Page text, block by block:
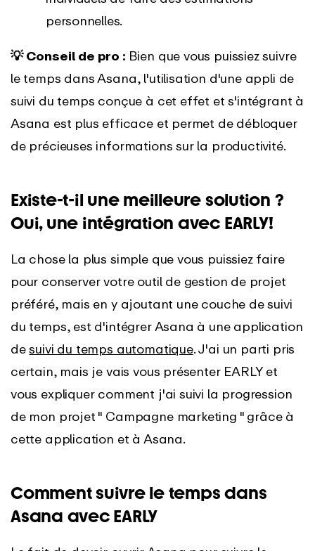
personnelles.
💡 Conseil de pro : Bien que vous puissiez suivre
le temps dans Asana, l'utilisation d'une appli de
suivi du temps conçue à cet effet et s'intégrant à
Asana est plus efficace et permet de débloquer
de précieuses informations sur la productivité.
Existe-t-il une meilleure solution ?
Oui, une intégration avec EARLY!
La chose la plus simple que vous puissiez faire
pour conserver votre outil de gestion de projet
préféré, mais en y ajoutant une couche de suivi
du temps, est d'intégrer Asana à une application
desuivi du temps automatique. J'ai un parti pris
certain, mais je vais vous présenter EARLY et
vous expliquer comment j'ai suivi la progression
de mon projet " Campagne marketing " grâce à
cette application et à Asana.
Comment suivre le temps dans
Asana avec EARLY